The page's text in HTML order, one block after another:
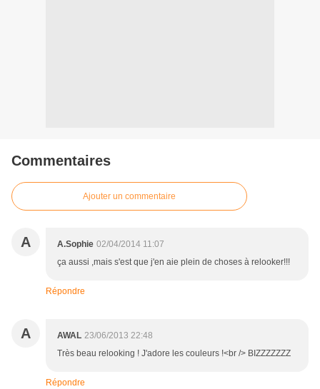
Commentaires
Ajouter un commentaire
A A.Sophie 02/04/2014 11:07
ça aussi ,mais s'est que j'en aie plein de choses à relooker!!!
Répondre
A AWAL 23/06/2013 22:48
Très beau relooking ! J'adore les couleurs !<br /> BIZZZZZZZ
Répondre